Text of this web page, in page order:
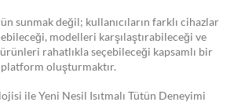
sunmak değil; kullanıcıların farklı cihazlar
modelleri karşılaştırabileceği ve
rahatlıkla seçebileceği kapsamlı bir
platform oluşturmaktır.
ile Yeni Nesil Isıtmalı Tütün Deneyimi